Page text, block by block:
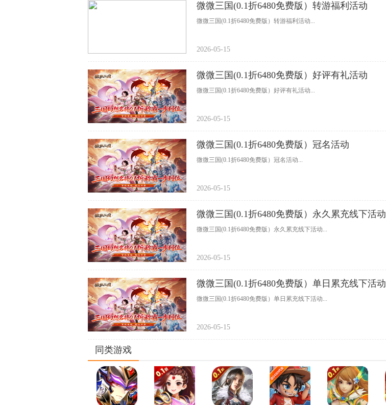
微微三国(0.1折6480免费版）转游福利活动
微微三国(0.1折6480免费版）转游福利活动...
2026-05-15
微微三国(0.1折6480免费版）好评有礼活动
微微三国(0.1折6480免费版）好评有礼活动...
2026-05-15
微微三国(0.1折6480免费版）冠名活动
微微三国(0.1折6480免费版）冠名活动...
2026-05-15
微微三国(0.1折6480免费版）永久累充线下活动
微微三国(0.1折6480免费版）永久累充线下活动...
2026-05-15
微微三国(0.1折6480免费版）单日累充线下活动
微微三国(0.1折6480免费版）单日累充线下活动...
2026-05-15
同类游戏